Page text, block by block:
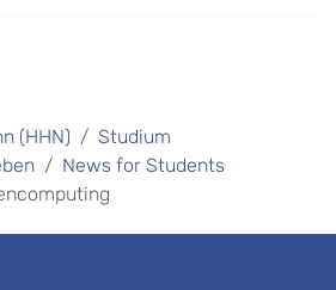
(HHN)
Studium
News for Students